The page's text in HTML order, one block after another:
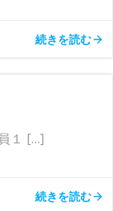
続きを読む
１ […]
続きを読む